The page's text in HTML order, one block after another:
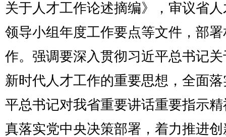
关于人才工作论述摘编》，审议省
领导小组年度工作要点等文件，部
作。强调要深入贯彻习近平总书记
新时代人才工作的重要思想，全面
平总书记对我省重要讲话重要指示
真落实党中央决策部署，着力推进